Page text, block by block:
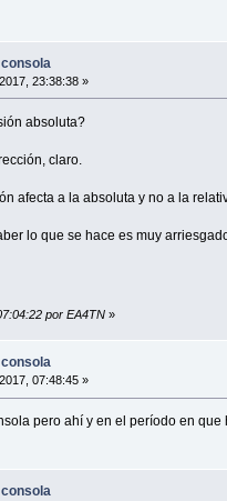
23:38:38 »
absoluta?
claro.
afecta a la absoluta y no a la
lo que se hace es muy
por EA4TN»
07:48:45 »
pero ahí y en el período en